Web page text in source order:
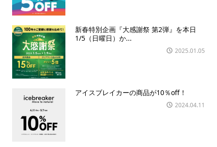
新春特別企画『大感謝祭 第2弾』を本日
1/5（日曜日）か...
2025.01.05
アイスブレイカーの商品が10％off！
2024.04.11